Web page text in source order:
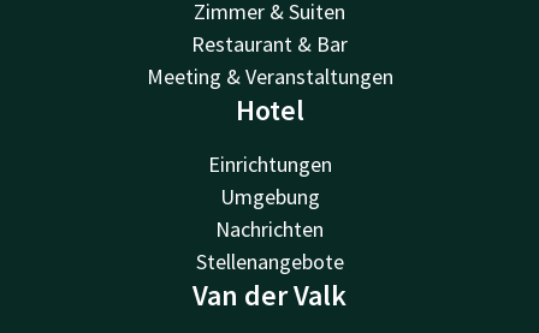
Zimmer & Suiten
Restaurant & Bar
Meeting & Veranstaltungen
Hotel
Einrichtungen
Umgebung
Nachrichten
Stellenangebote
Van der Valk